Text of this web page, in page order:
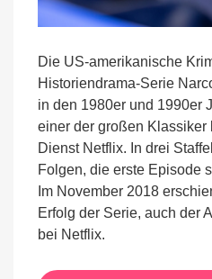
Die US-amerikanische
Historiendrama-Serie
in den 1980er und 1990er
einer der großen Klassiker
Dienst Netflix. In drei
Folgen, die erste Episode
Im November 2018
Erfolg der Serie, auch der
bei Netflix.